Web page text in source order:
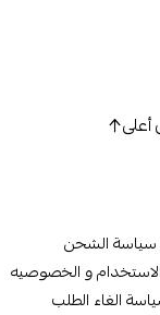
أعلى
سياسة الشحن
و الخصوصيه
الغاء الطلب